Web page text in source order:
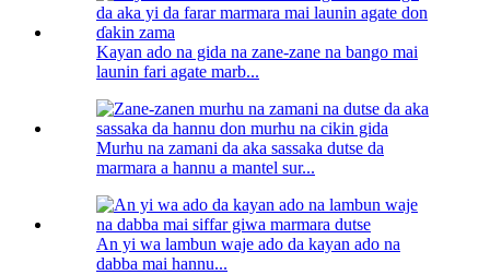
Kayan ado na gida na zane-zane na bango mai
launin fari agate marb...
Murhu na zamani da aka sassaka dutse da
marmara a hannu a mantel sur...
An yi wa lambun waje ado da kayan ado na
dabba mai hannu...